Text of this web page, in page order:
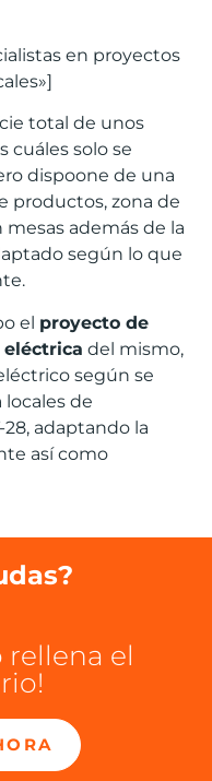
en proyectos
total de unos
cuáles solo se
dispoone de una
productos, zona de
además de la
según lo que
el proyecto de
del mismo,
según se
de
adaptando la
así como
rellena el